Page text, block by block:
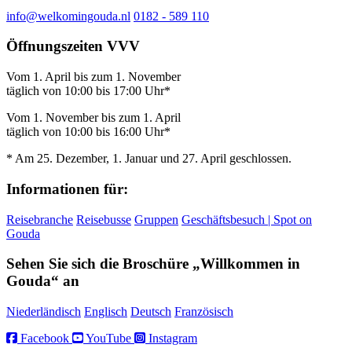
info@welkomingouda.nl 0182 - 589 110
Öffnungszeiten VVV
Vom 1. April bis zum 1. November
täglich von 10:00 bis 17:00 Uhr*
Vom 1. November bis zum 1. April
täglich von 10:00 bis 16:00 Uhr*
* Am 25. Dezember, 1. Januar und 27. April geschlossen.
Informationen für:
Reisebranche Reisebusse Gruppen Geschäftsbesuch | Spot on
Gouda
Sehen Sie sich die Broschüre „Willkommen in
Gouda“ an
Niederländisch Englisch Deutsch Französisch
Facebook
YouTube Instagram